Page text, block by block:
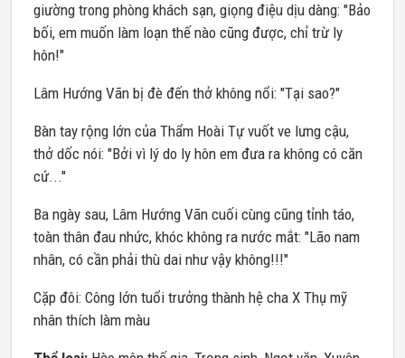
giường trong phòng khách sạn, giọng điệu dịu dàng: "Bảo
bối, em muốn làm loạn thế nào cũng được, chỉ trừ ly
hôn!"
Lâm Hướng Vãn bị đè đến thở không nổi: "Tại sao?"
Bàn tay rộng lớn của Thẩm Hoài Tự vuốt ve lưng cậu,
thở dốc nói: "Bởi vì lý do ly hôn em đưa ra không có căn
cứ..."
Ba ngày sau, Lâm Hướng Vãn cuối cùng cũng tỉnh táo,
toàn thân đau nhức, khóc không ra nước mắt: "Lão nam
nhân, có cần phải thù dai như vậy không!!!"
Cặp đôi: Công lớn tuổi trưởng thành hệ cha X Thụ mỹ
nhân thích làm màu